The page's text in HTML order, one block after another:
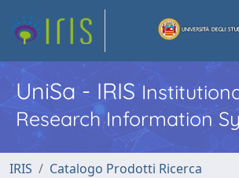
UniSa - IRIS
Research Information
IRIS
Catalogo Prodotti Ricerca